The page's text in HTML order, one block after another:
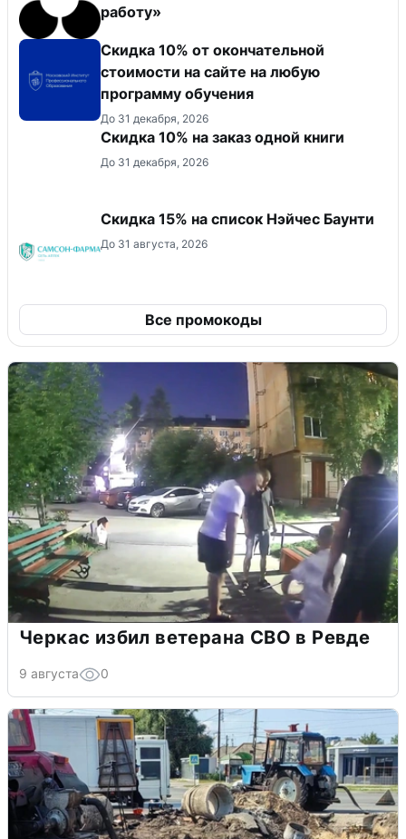
работу»
Скидка 10% от окончательной
стоимости на сайте на любую
программу обучения
До 31 декабря, 2026
Скидка 10% на заказ одной книги
До 31 декабря, 2026
Скидка 15% на список Нэйчес Баунти
До 31 августа, 2026
Все промокоды
Черкас избил ветерана СВО в Ревде
9 августа 0